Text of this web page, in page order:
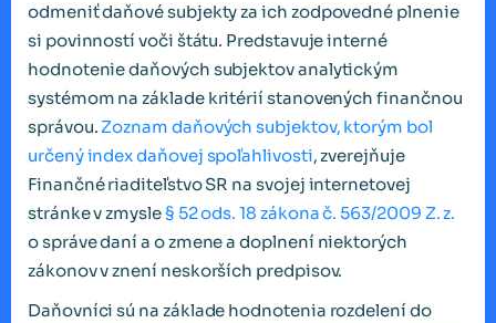
odmeniť daňové subjekty za ich zodpovedné plnenie
si povinností voči štátu. Predstavuje interné
hodnotenie daňových subjektov analytickým
systémom na základe kritérií stanovených finančnou
správou. Zoznam daňových subjektov, ktorým bol
určený index daňovej spoľahlivosti, zverejňuje
Finančné riaditeľstvo SR na svojej internetovej
stránke v zmysle§ 52 ods. 18 zákona č. 563/2009 Z. z.
o správe daní a o zmene a doplnení niektorých
zákonov v znení neskorších predpisov.
Daňovníci sú na základe hodnotenia rozdelení do